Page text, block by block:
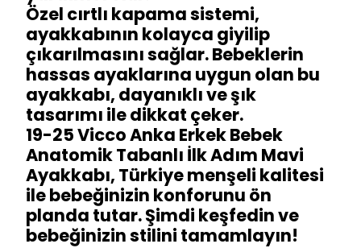
Özel cırtlı kapama sistemi,
ayakkabının kolayca giyilip
çıkarılmasını sağlar. Bebeklerin
hassas ayaklarına uygun olan bu
ayakkabı, dayanıklı ve şık
tasarımı ile dikkat çeker.
19-25 Vicco Anka Erkek Bebek
Anatomik Tabanlı İlk Adım Mavi
Ayakkabı, Türkiye menşeli kalitesi
ile bebeğinizin konforunu ön
planda tutar. Şimdi keşfedin ve
bebeğinizin stilini tamamlayın!